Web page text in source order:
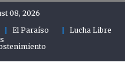
08, 2026
El Paraíso
Lucha Libre